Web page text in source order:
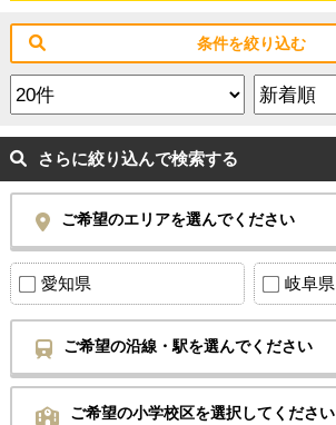
条件を絞り込む
さらに絞り込んで検索する
ご希望のエリアを選んでください
愛知県 岐阜県
ご希望の沿線・駅を選んでください
ご希望の小学校区を選択してください